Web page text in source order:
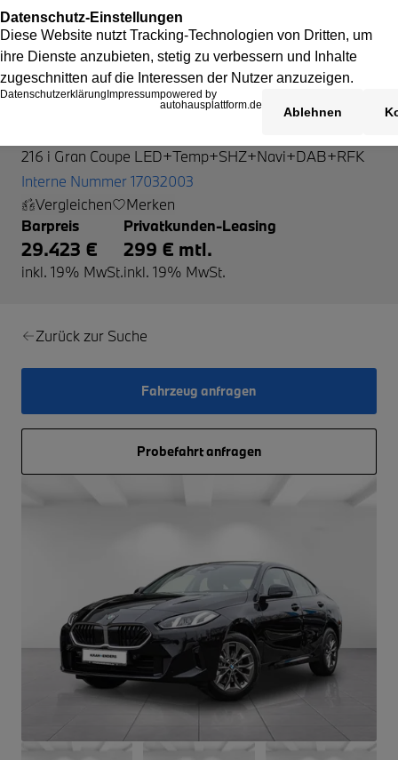
216 i Gran Coupe LED+Temp+SHZ+Navi+DAB+RFK
Interne Nummer 17032003
Vergleichen
Merken
Barpreis
29.423 €
inkl. 19% MwSt.
Privatkunden-Leasing
299 € mtl.
inkl. 19% MwSt.
Zurück zur Suche
Fahrzeug anfragen
Probefahrt anfragen